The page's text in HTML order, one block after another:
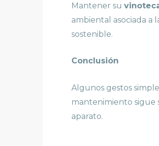
Mantener su
ambiental asociada a
sostenible.
Conclusión
Algunos gestos
mantenimiento sigue
aparato.